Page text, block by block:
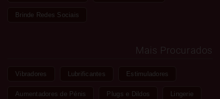
Brinde Redes Sociais
Mais Procurados
Vibradores Lubrificantes Estimuladores
Aumentadores de Pénis Plugs e Dildos Lingerie